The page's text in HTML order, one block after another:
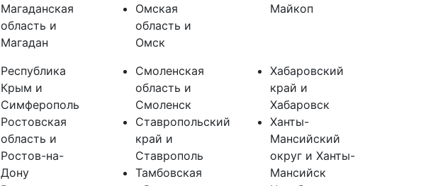
Магаданская
область и
Магадан
Омская
область и
Омск
Майкоп
Республика
Крым и
Симферополь
Ростовская
область и
Ростов-на-
Дону
Смоленская
область и
Смоленск
Ставропольский
край и
Ставрополь
Тамбовская
Хабаровский
край и
Хабаровск
Ханты-
Мансийский
округ и Ханты-
Мансийск